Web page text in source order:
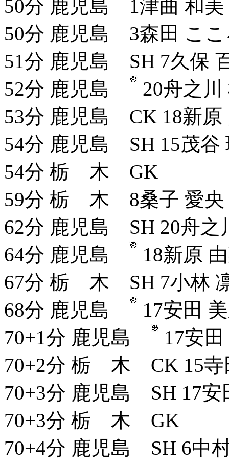
50分 鹿児島 1津曲 和
50分 鹿児島 3森田 こ
51分 鹿児島 SH 7久保
52分 鹿児島
20舟之
53分 鹿児島 CK 18新原
54分 鹿児島 SH 15茂谷
54分 栃 木 GK
59分 栃 木 8桑子 愛央
62分 鹿児島 SH 20舟之
64分 鹿児島
18新原
67分 栃 木 SH 7小林
68分 鹿児島
17安田
70+1分 鹿児島
17安
70+2分 栃 木 CK 15寺
70+3分 鹿児島 SH 17安
70+3分 栃 木 GK
70+4分 鹿児島 SH 6中